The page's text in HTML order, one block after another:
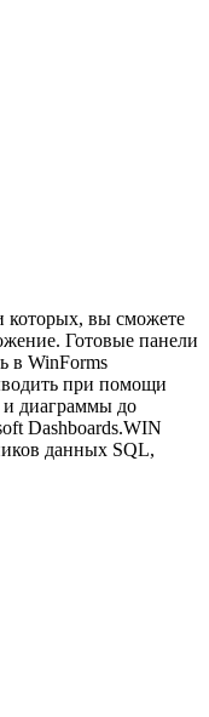
вы сможете
Готовые панели
в WinForms
при помощи
и диаграммы до
Dashboards.WIN
данных SQL,